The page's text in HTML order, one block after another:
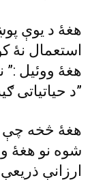
هغۀ د يوې
استعمال نۀ
هغۀ ووئيل :”
د حياتياتى ګيس کارؤنه د اويايمې په لسيزه کښې پيل کړې وه ـ”
هغۀ څخه چې
شوه نو هغۀ
ارزانې